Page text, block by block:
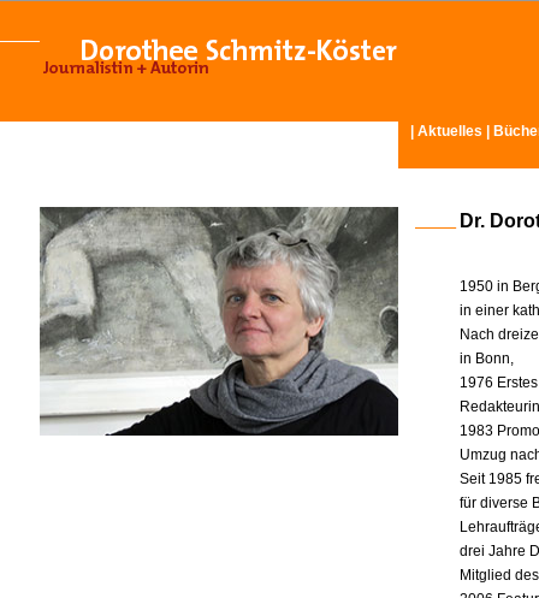
Aktuelles
Dr.
1950 in
in einer
Nach
in Bonn,
1976
1983
Umzug
Seit 1985
für diverse
drei Jahre
Mitglied